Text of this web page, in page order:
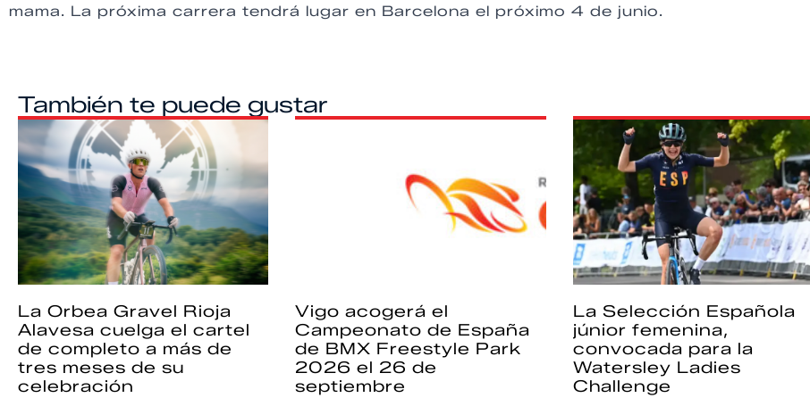
mama. La próxima carrera tendrá lugar en Barcelona el próximo 4 de junio.
También te puede gustar
La Orbea Gravel Rioja
Alavesa cuelga el cartel
de completo a más de
tres meses de su
celebración
Vigo acogerá el
Campeonato de España
de BMX Freestyle Park
2026 el 26 de
septiembre
La Selección Española
júnior femenina,
convocada para la
Watersley Ladies
Challenge